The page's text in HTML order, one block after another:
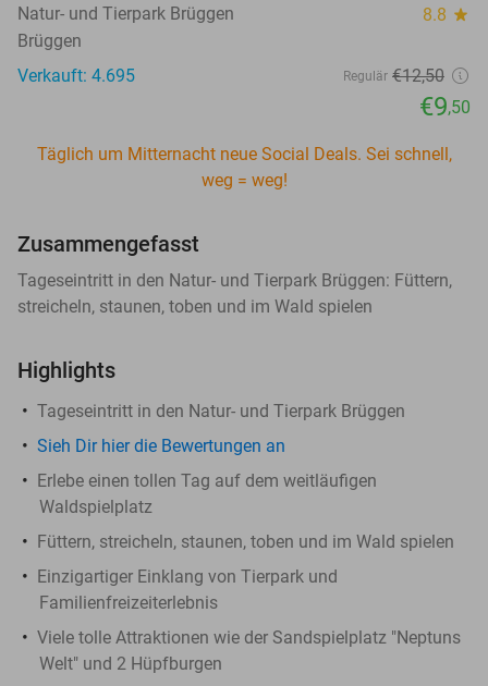
Natur- und Tierpark Brüggen 8.8 star
Brüggen
Verkauft: 4.695
Regulär €12,50
€9,50
Täglich um Mitternacht neue Social Deals. Sei schnell,
weg = weg!
Zusammengefasst
Tageseintritt in den Natur- und Tierpark Brüggen: Füttern,
streicheln, staunen, toben und im Wald spielen
Highlights
Tageseintritt in den Natur- und Tierpark Brüggen
Sieh Dir hier die Bewertungen an
Erlebe einen tollen Tag auf dem weitläufigen
Waldspielplatz
Füttern, streicheln, staunen, toben und im Wald spielen
Einzigartiger Einklang von Tierpark und
Familienfreizeiterlebnis
Viele tolle Attraktionen wie der Sandspielplatz "Neptuns
Welt" und 2 Hüpfburgen